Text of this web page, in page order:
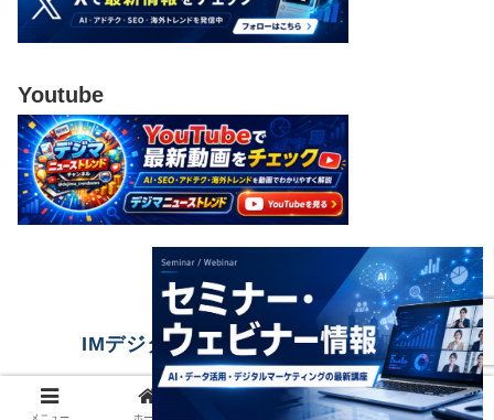
Youtube
IMデジタルマーケティングニュース
© 2023 IMデジタルマーケティングニュース.
メニュー ホーム トップ サイドバー